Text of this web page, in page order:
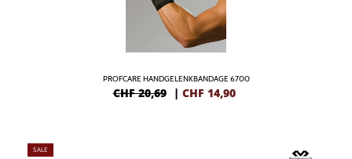
PROFCARE HANDGELENKBANDAGE 6700
CHF 20,69 | CHF 14,90
SALE